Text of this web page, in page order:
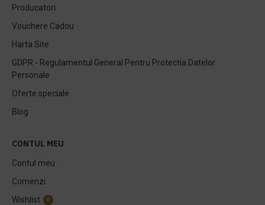
Producatori
Vouchere Cadou
Harta Site
GDPR - Regulamentul General Pentru Protectia Datelor
Personale
Oferte speciale
Blog
CONTUL MEU
Contul meu
Comenzi
Wishlist
0